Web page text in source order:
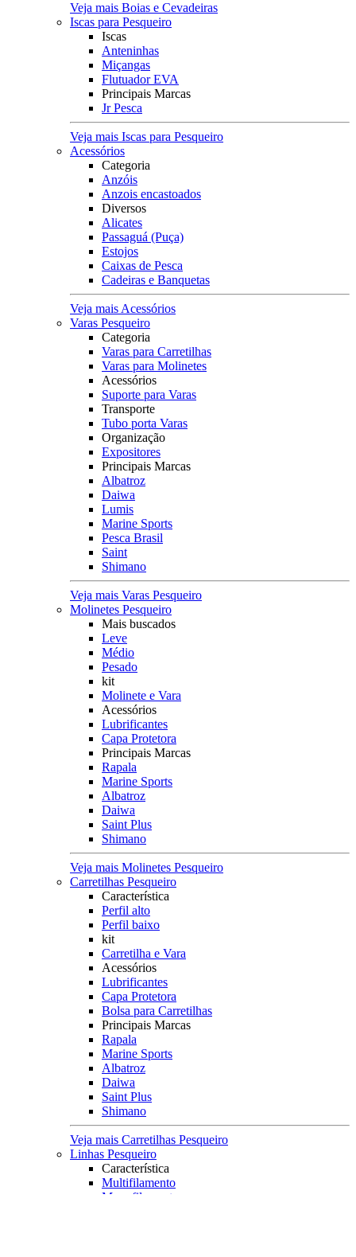
Veja mais Boias e Cevadeiras
Iscas para Pesqueiro
Iscas
Anteninhas
Miçangas
Flutuador EVA
Principais Marcas
Jr Pesca
Veja mais Iscas para Pesqueiro
Acessórios
Categoria
Anzóis
Anzois encastoados
Diversos
Alicates
Passaguá (Puça)
Estojos
Caixas de Pesca
Cadeiras e Banquetas
Veja mais Acessórios
Varas Pesqueiro
Categoria
Varas para Carretilhas
Varas para Molinetes
Acessórios
Suporte para Varas
Transporte
Tubo porta Varas
Organização
Expositores
Principais Marcas
Albatroz
Daiwa
Lumis
Marine Sports
Pesca Brasil
Saint
Shimano
Veja mais Varas Pesqueiro
Molinetes Pesqueiro
Mais buscados
Leve
Médio
Pesado
kit
Molinete e Vara
Acessórios
Lubrificantes
Capa Protetora
Principais Marcas
Rapala
Marine Sports
Albatroz
Daiwa
Saint Plus
Shimano
Veja mais Molinetes Pesqueiro
Carretilhas Pesqueiro
Característica
Perfil alto
Perfil baixo
kit
Carretilha e Vara
Acessórios
Lubrificantes
Capa Protetora
Bolsa para Carretilhas
Principais Marcas
Rapala
Marine Sports
Albatroz
Daiwa
Saint Plus
Shimano
Veja mais Carretilhas Pesqueiro
Linhas Pesqueiro
Característica
Multifilamento
Monofilamento